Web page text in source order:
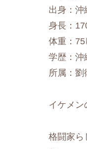
出身：沖
身長：
体重：75
学歴： 沖
所属：劉
イケメン
格闘家ら